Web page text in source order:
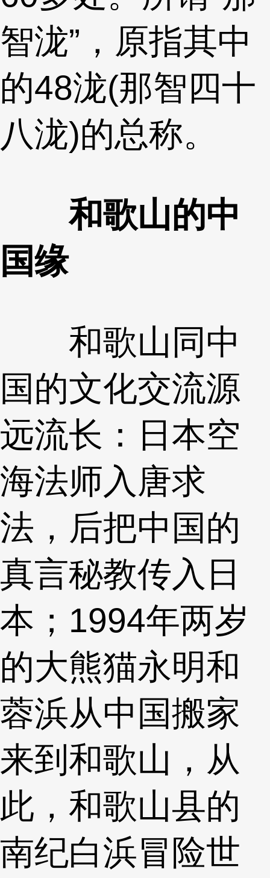
智泷”，原指其中
的48泷(那智四十
八泷)的总称。
和歌山的中
国缘
和歌山同中
国的文化交流源
远流长：日本空
海法师入唐求
法，后把中国的
真言秘教传入日
本；1994年两岁
的大熊猫永明和
蓉浜从中国搬家
来到和歌山，从
此，和歌山县的
南纪白浜冒险世